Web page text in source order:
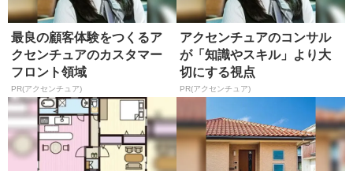
最良の顧客体験をつくるア
クセンチュアのカスタマー
フロント領域
PR(アクセンチュア)
アクセンチュアのコンサル
が「知識やスキル」より大
切にする視点
PR(アクセンチュア)